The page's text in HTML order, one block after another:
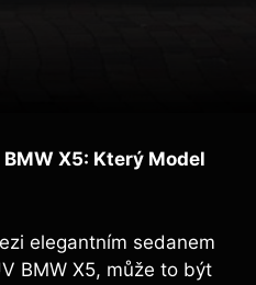
BMW X5: Který Model
elegantním sedanem
BMW X5, může to být